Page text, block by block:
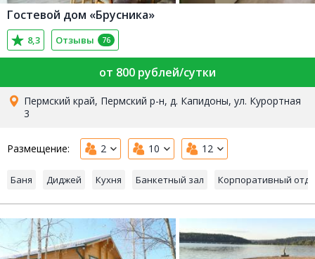
Гостевой дом «Брусника»
8,3 Отзывы 76
от 800 рублей/сутки
Пермский край, Пермский р-н, д. Капидоны, ул. Курортная
3
Размещение: 2 10 12
Баня Диджей Кухня Банкетный зал Корпоративный